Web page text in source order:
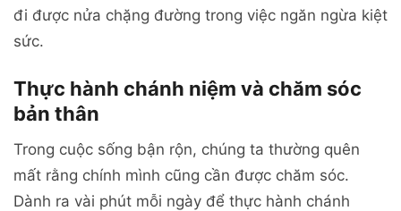
đi được nửa chặng đường trong việc ngăn ngừa kiệt
sức.
Thực hành chánh niệm và chăm sóc
bản thân
Trong cuộc sống bận rộn, chúng ta thường quên
mất rằng chính mình cũng cần được chăm sóc.
Dành ra vài phút mỗi ngày để thực hành chánh